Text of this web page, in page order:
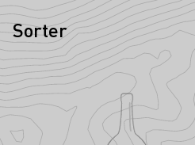
Sorter